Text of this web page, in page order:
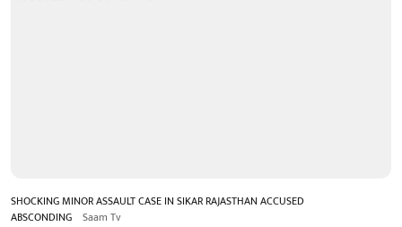
SHOCKING MINOR ASSAULT CASE IN SIKAR RAJASTHAN ACCUSED
ABSCONDING Saam Tv